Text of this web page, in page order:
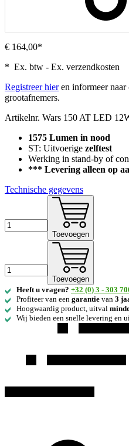
€ 164,00*
* Ex. btw - Ex. verzendkosten
Registreer hieren informeer naar
grootafnemers.
Artikelnr. Wars 150 AT LED
1575 Lumen in nood
ST: Uitvoerige zelftest
Werking in stand-by of
*** Levering alleen op
Technische gegevens
Toevoegen
Toevoegen
Heeft u vragen? +32 (0) 3 - 303
Profiteer van een garantie van 3
Hoogwaardig product, uitval
Wij bieden een snelle levering en